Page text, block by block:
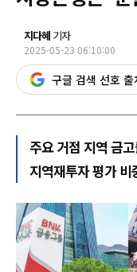
지다혜 기자
2025-05-23 06:10:00
구글 검색 선호
주요 거점 지역 금
지역재투자 평가